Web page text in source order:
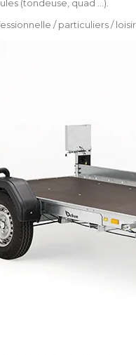
(tondeuse, quad …).
/ particuliers /